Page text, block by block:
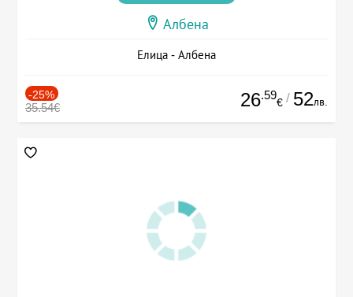
Албена
Елица - Албена
-25%
35.54€ 26.59
€ / 52лв.